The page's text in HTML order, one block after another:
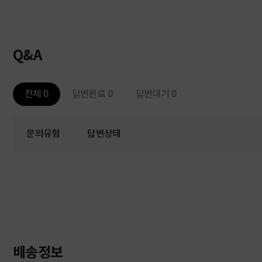
Q&A
전체 0 답변완료 0 답변대기 0
문의유형 답변상태
배송정보